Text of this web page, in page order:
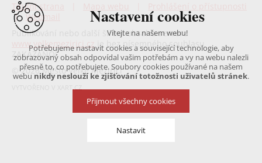
Titulní strana
|Webmail
Publikování nebo další šíření obsahu serveru
www.velkemezirici.cz
je bez písemného souhlasu
ZAKÁZÁNO!
© 2026 Město Velké Meziříčí
VYTVOŘENO V XART.CZ
Nastavení cookies
Vítejte na našem webu!
Potřebujeme nastavit cookies a související technologie, aby
zobrazovaný obsah odpovídal vašim potřebám a vy na webu nalezli
přesně to, co potřebujete. Soubory cookies používané na našem
webu nikdy neslouží ke zjišťování totožnosti uživatelů stránek.
Přijmout všechny cookies
Nastavit